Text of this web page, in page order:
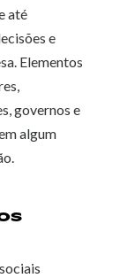
até
e
Elementos
governos e
algum